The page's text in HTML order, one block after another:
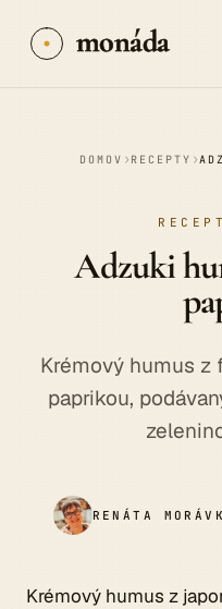
monáda
DOMOV › RECEPTY ›
Adzuki
Krémový humus z
paprikou,
RENÁTA
Krémový humus z